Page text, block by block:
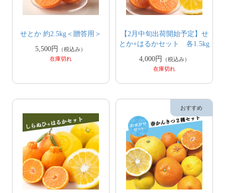
せとか 約2.5kg＜贈答用＞
5,500円
（税込み）
在庫切れ
【2月中旬出荷開始予定】せ
とか+はるかセット 各1.5kg
4,000円
（税込み）
在庫切れ